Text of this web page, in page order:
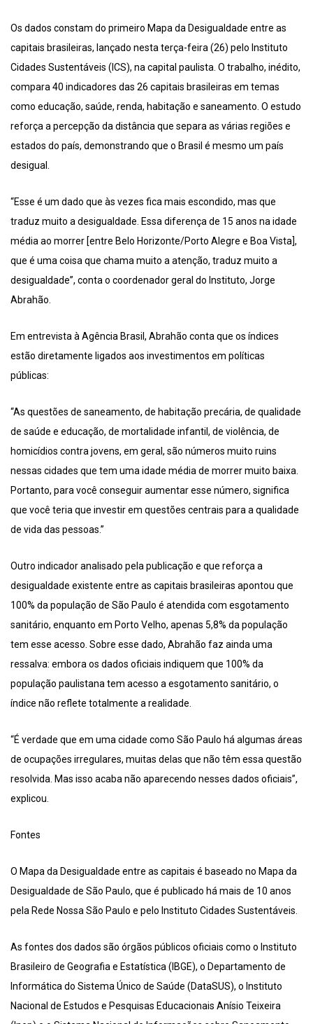
Os dados constam do primeiro Mapa da Desigualdade entre as
capitais brasileiras, lançado nesta terça-feira (26) pelo Instituto
Cidades Sustentáveis (ICS), na capital paulista. O trabalho, inédito,
compara 40 indicadores das 26 capitais brasileiras em temas
como educação, saúde, renda, habitação e saneamento. O estudo
reforça a percepção da distância que separa as várias regiões e
estados do país, demonstrando que o Brasil é mesmo um país
desigual.
“Esse é um dado que às vezes fica mais escondido, mas que
traduz muito a desigualdade. Essa diferença de 15 anos na idade
média ao morrer [entre Belo Horizonte/Porto Alegre e Boa Vista],
que é uma coisa que chama muito a atenção, traduz muito a
desigualdade”, conta o coordenador geral do Instituto, Jorge
Abrahão.
Em entrevista à Agência Brasil, Abrahão conta que os índices
estão diretamente ligados aos investimentos em políticas
públicas:
“As questões de saneamento, de habitação precária, de qualidade
de saúde e educação, de mortalidade infantil, de violência, de
homicídios contra jovens, em geral, são números muito ruins
nessas cidades que tem uma idade média de morrer muito baixa.
Portanto, para você conseguir aumentar esse número, significa
que você teria que investir em questões centrais para a qualidade
de vida das pessoas.”
Outro indicador analisado pela publicação e que reforça a
desigualdade existente entre as capitais brasileiras apontou que
100% da população de São Paulo é atendida com esgotamento
sanitário, enquanto em Porto Velho, apenas 5,8% da população
tem esse acesso. Sobre esse dado, Abrahão faz ainda uma
ressalva: embora os dados oficiais indiquem que 100% da
população paulistana tem acesso a esgotamento sanitário, o
índice não reflete totalmente a realidade.
“É verdade que em uma cidade como São Paulo há algumas áreas
de ocupações irregulares, muitas delas que não têm essa questão
resolvida. Mas isso acaba não aparecendo nesses dados oficiais”,
explicou.
Fontes
O Mapa da Desigualdade entre as capitais é baseado no Mapa da
Desigualdade de São Paulo, que é publicado há mais de 10 anos
pela Rede Nossa São Paulo e pelo Instituto Cidades Sustentáveis.
As fontes dos dados são órgãos públicos oficiais como o Instituto
Brasileiro de Geografia e Estatística (IBGE), o Departamento de
Informática do Sistema Único de Saúde (DataSUS), o Instituto
Nacional de Estudos e Pesquisas Educacionais Anísio Teixeira